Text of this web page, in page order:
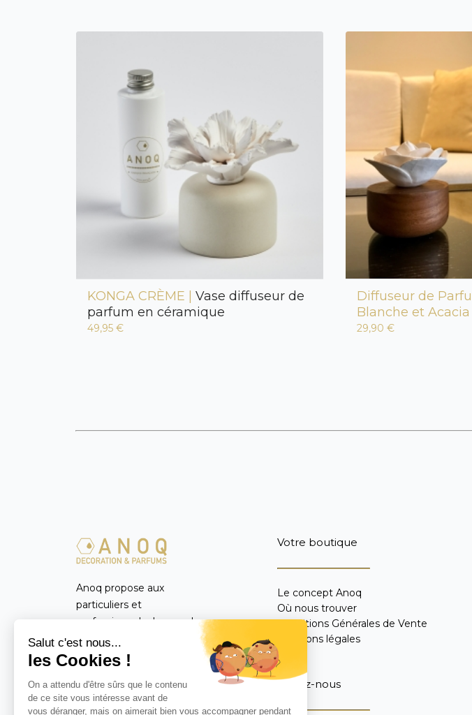
KONGA CRÈME | Vase diffuseur de
parfum en céramique
49,95 €
Diffuseur de
Blanche et Acacia
29,90 €
Anoq propose aux
particuliers et
professionnels du monde
entier un catalogue
exclusif d’objets de
parfums et diffuseurs de
parfum réalisés de
Votre boutique
Le concept Anoq
Où nous trouver
Conditions Générales de Vente
Mentions légales
FAQ
Suivez-nous